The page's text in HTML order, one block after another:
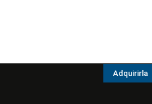
Adquirirla